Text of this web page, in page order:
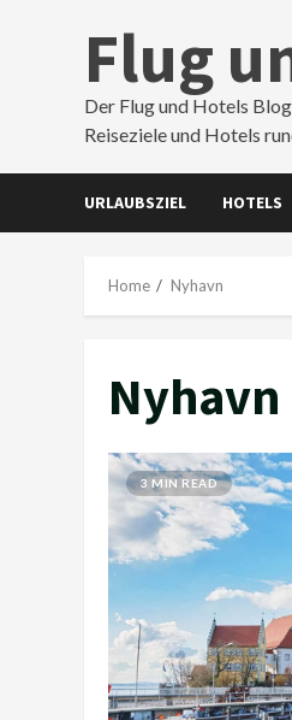
Flug
Der Flug und Hotels
Reiseziele und Hotels
URLAUBSZIEL HOTELS
Home Nyhavn
Nyhavn
3 MIN READ